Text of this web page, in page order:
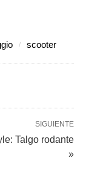
scooter
SIGUIENTE
Talgo rodante
»